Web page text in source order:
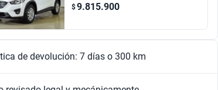
$9.815.900
de devolución: 7 días o 300 km